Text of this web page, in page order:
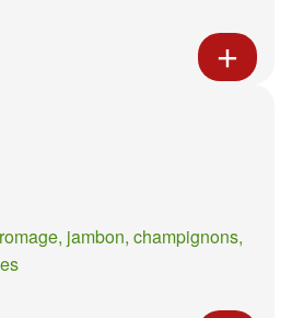
jambon, champignons,